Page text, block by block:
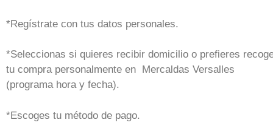
*Regístrate con tus datos personales.
*Seleccionas si quieres recibir domicilio o prefieres
tu compra personalmente en Mercaldas Versalles
(programa hora y fecha).
*Escoges tu método de pago.